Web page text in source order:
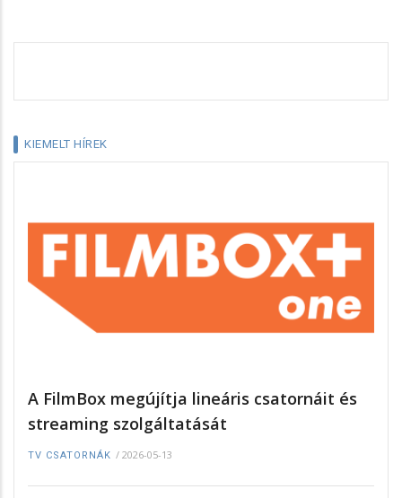
KIEMELT HÍREK
A FilmBox megújítja lineáris csatornáit és
streaming szolgáltatását
TV CSATORNÁK / 2026-05-13